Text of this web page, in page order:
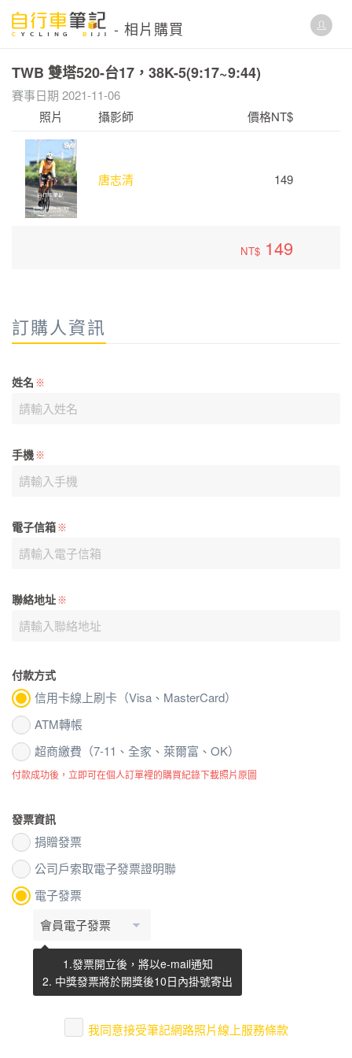
- 相片購買
TWB 雙塔520-台17，38K-5(9:17~9:44)
賽事日期 2021-11-06
照片
攝影師 價格NT$
唐志清 149
NT$ 149
訂購人資訊
姓名 ※
手機 ※
電子信箱 ※
聯絡地址 ※
付款方式
信用卡線上刷卡（Visa、MasterCard）
ATM轉帳
超商繳費（7-11、全家、萊爾富、OK）
付款成功後，立即可在個人訂單裡的購買紀錄下載照片原圖
發票資訊
捐贈發票
公司戶索取電子發票證明聯
電子發票
1.發票開立後，將以e-mail通知
2. 中獎發票將於開獎後10日內掛號寄出
我同意接受筆記網路照片線上服務條款